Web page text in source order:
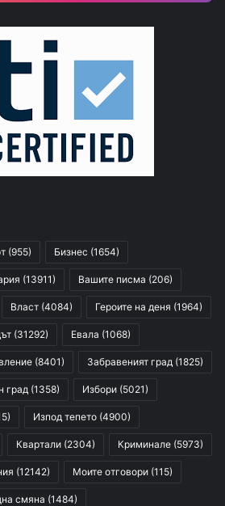
(955) Бизнес (1654)
(13911) Вашите писма (206)
Власт (4084) Героите на деня (1964)
(31292) Евала (1068)
(8401) Забравеният град (1825)
град (1358) Избори (5021)
Изпод тепето (4900)
Квартали (2304) Криминале (5973)
(12142) Моите отговори (115)
смяна (1484)